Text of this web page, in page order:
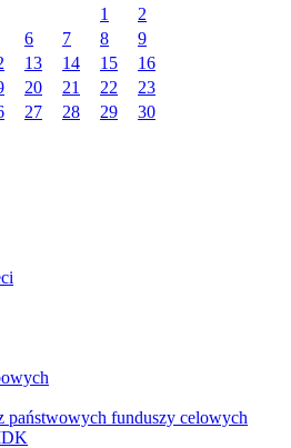
1
2
6 7 8
9
13 14 15
16
20 21 22
23
27 28 29
30
państwowych funduszy celowych